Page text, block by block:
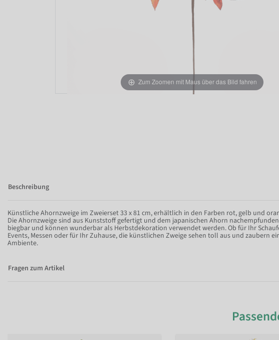
Zum Zoomen mit Maus über das Bild fahren
Beschreibung
Künstliche Ahornzweige im Zweierset 33 x 81 cm, erhältlich in den Farben rot, gelb und
Die Ahornzweige sind aus Kunststoff gefertigt und dem japanischen Ahorn
biegbar und können wunderbar als Herbstdekoration verwendet werden. Ob für Ihr
Events, Messen oder für Ihr Zuhause, die künstlichen Zweige sehen toll aus und zaubern
Ambiente.
Fragen zum Artikel